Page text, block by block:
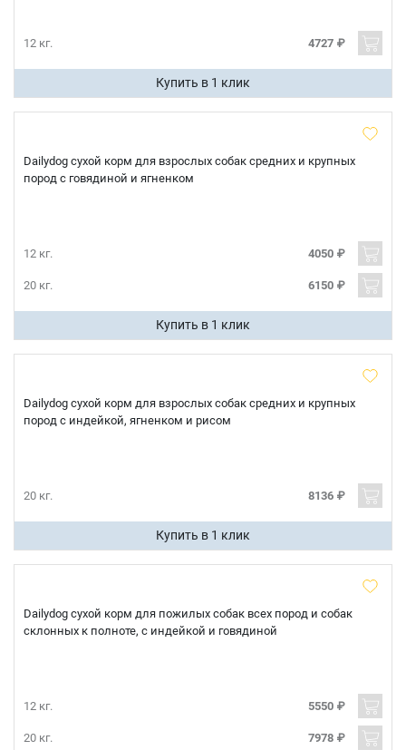
12 кг. 4727 ₽
Купить в 1 клик
Dailydog сухой корм для взрослых собак средних и крупных
пород с говядиной и ягненком
12 кг. 4050 ₽
20 кг. 6150 ₽
Купить в 1 клик
Dailydog сухой корм для взрослых собак средних и крупных
пород с индейкой, ягненком и рисом
20 кг. 8136 ₽
Купить в 1 клик
Dailydog сухой корм для пожилых собак всех пород и собак
склонных к полноте, с индейкой и говядиной
12 кг. 5550 ₽
20 кг. 7978 ₽